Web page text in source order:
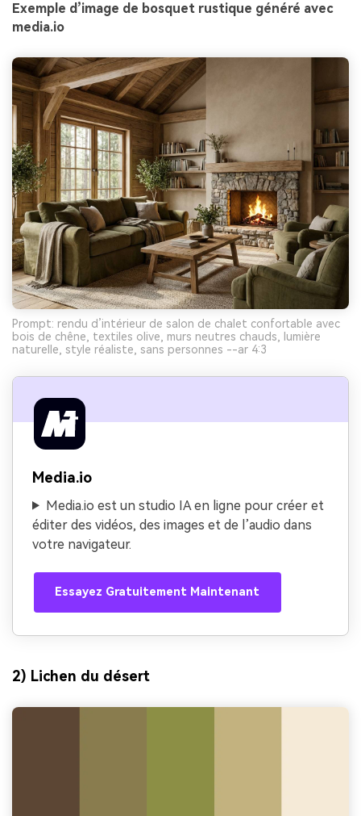
Exemple d’image de bosquet rustique généré avec
media.io
Prompt: rendu d’intérieur de salon de chalet confortable avec
bois de chêne, textiles olive, murs neutres chauds, lumière
naturelle, style réaliste, sans personnes --ar 4:3
Media.io
Media.io est un studio IA en ligne pour créer et
éditer des vidéos, des images et de l’audio dans
votre navigateur.
Essayez Gratuitement Maintenant
2) Lichen du désert